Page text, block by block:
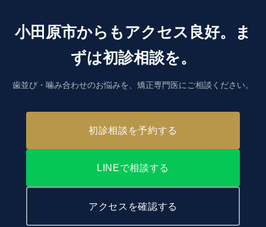
小田原市からもアクセス良好。ま
ずは初診相談を。
歯並び・噛み合わせのお悩みを、矯正専門医にご相談ください。
初診相談を予約する
LINEで相談する
アクセスを確認する